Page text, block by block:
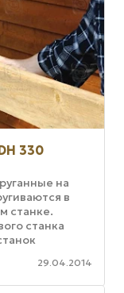
330
на
в
станке.
станка
для ...
29.04.2014